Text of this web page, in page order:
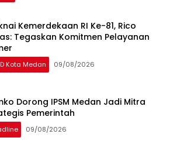
Kemerdekaan RI Ke-81, Rico
Tegaskan Komitmen Pelayanan
Kota Medan 09/08/2026
Dorong IPSM Medan Jadi Mitra
Pemerintah
09/08/2026